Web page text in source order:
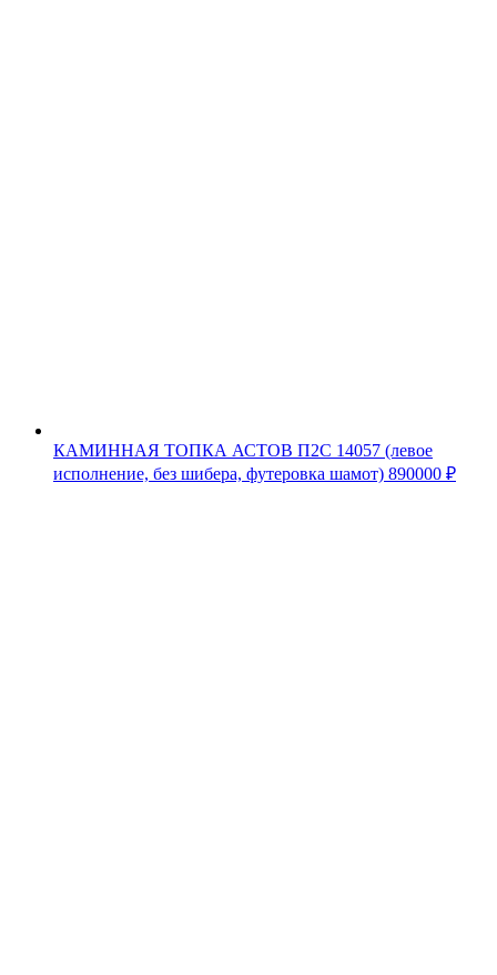
КАМИННАЯ ТОПКА АСТОВ П2С 14057 (левое
исполнение, без шибера, футеровка шамот) 890000 ₽